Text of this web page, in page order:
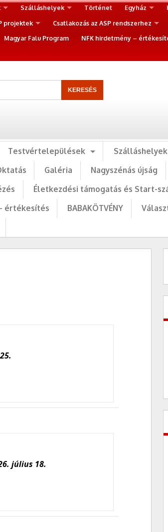
Szálláshelyek Történet Egyház
projektek Csatlakozás az ASP rendszerhez
Magyar Falu Program NFK hirdetmény –
Testvértelepülések Szálláshelyek
Galéria Nagyszénás újság
Életkezdési támogatás és Start-
értékesítés BABAKÖTVÉNY
július 18.